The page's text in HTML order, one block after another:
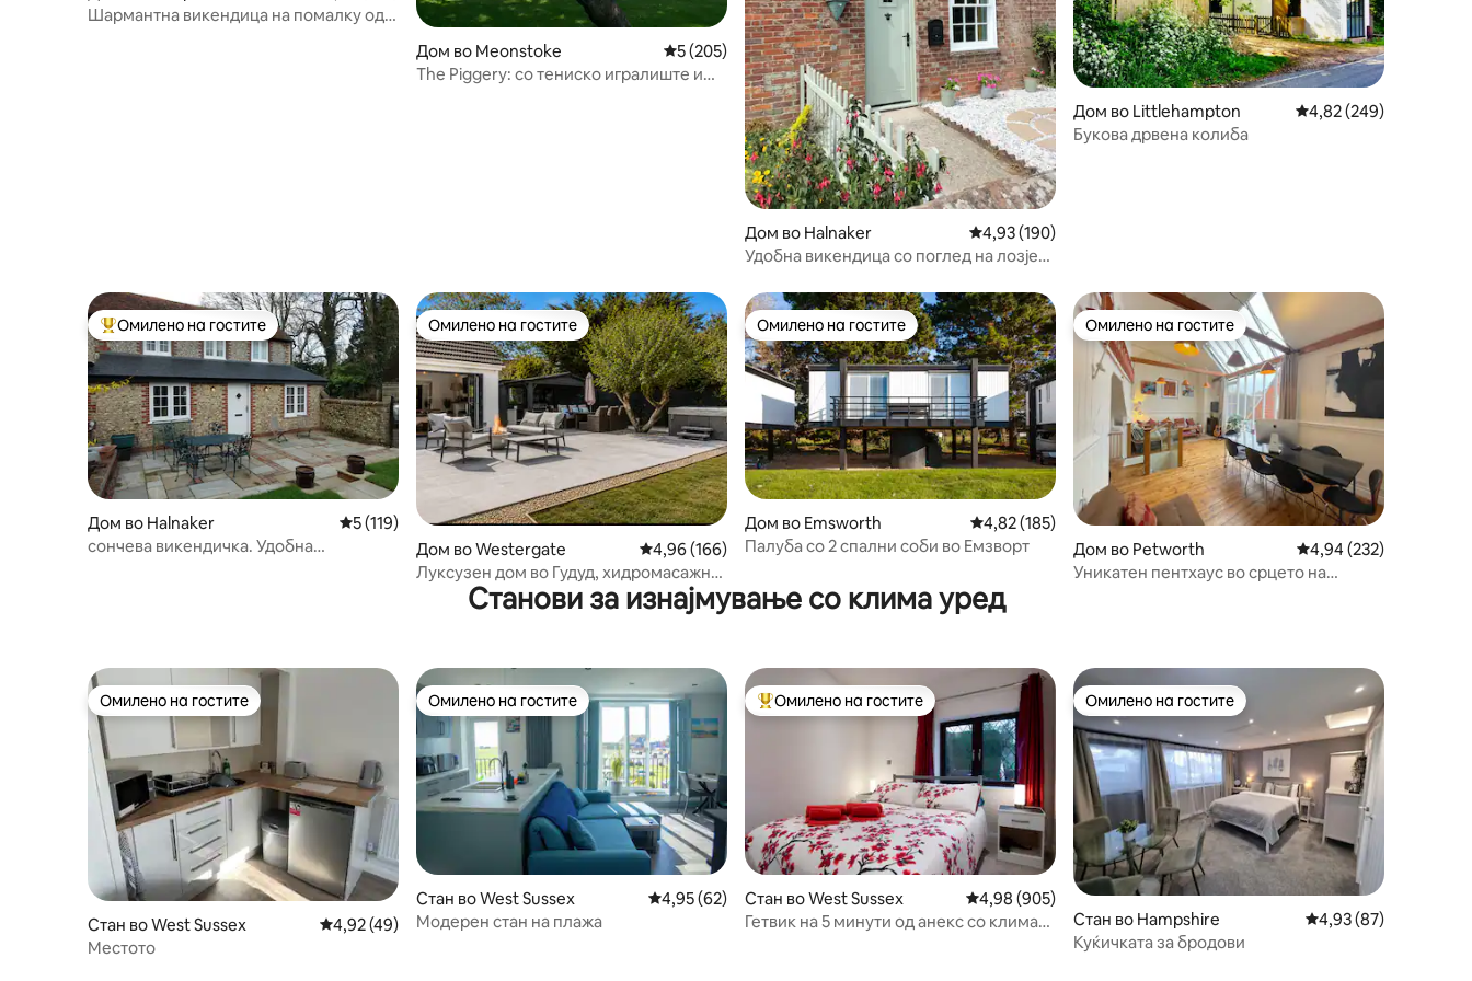
Шармантна викендица на помалку од 5
Дом во Meonstoke Просечна оцена: 5 од 5, 205 рецензии
5 (205)
The Piggery: со тениско игралиште и
Дом во Halnaker Просечна оцена: 4,93 од 5, 190 рецензии
4,93 (190)
Удобна викендица со поглед на лозје
Дом во Littlehampton Просечна оцена: 4,82
4,82 (249)
Букова дрвена колиба
Меѓу најуспешните „Омилени на гостите“
Омилено на гостите
Дом во Halnaker Просечна оцена: 5 од 5, 119 рецензии
5 (119)
сончева викендичка. Удобна
Омилено на гостите
Омилено на гостите
Дом во Westergate Просечна оцена: 4,96 од 5, 166 рецензии
4,96 (166)
Луксузен дом во Гудуд, хидромасажна
када, огниште, сместување за 6 лица
Омилено на гостите
Омилено на гостите
Дом во Emsworth Просечна оцена: 4,82 од 5, 185 рецензии
4,82 (185)
Палуба со 2 спални соби во Емзворт
Омилено на гостите
Омилено на гостите
Дом во Petworth Просечна оцена: 4,94
4,94 (232)
Уникатен пентхаус во срцето на
Станови за изнајмување со клима уред
Омилено на гостите
Омилено на гостите
Стан во West Sussex Просечна оцена: 4,92 од 5, 49 рецензии
4,92 (49)
Местото
Омилено на гостите
Омилено на гостите
Стан во West Sussex Просечна оцена: 4,95 од 5, 62 рецензии
4,95 (62)
Модерен стан на плажа
Меѓу најуспешните „Омилени на гостите“
Омилено на гостите
Стан во West Sussex Просечна оцена: 4,98 од 5, 905 рецензии
4,98 (905)
Гетвик на 5 минути од анекс со клима
Омилено на гостите
Омилено на гостите
Стан во Hampshire Просечна оцена:
4,93 (87)
Куќичката за бродови